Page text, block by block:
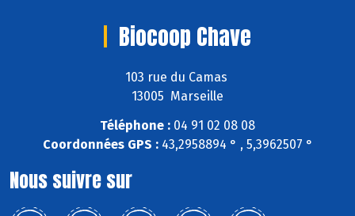
Biocoop Chave
103 rue du Camas
13005 Marseille
Téléphone : 04 91 02 08 08
Coordonnées GPS :43,2958894 ° , 5,3962507 °
Nous suivre sur